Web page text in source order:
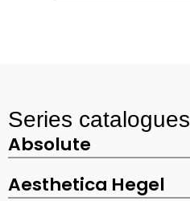
Series catalogues
Absolute
Aesthetica Hegel